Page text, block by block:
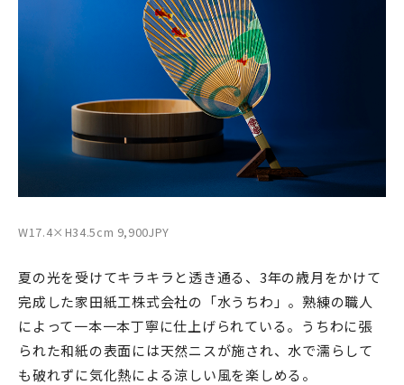
W17.4×H34.5cm 9,900JPY
夏の光を受けてキラキラと透き通る、3年の歳月をかけて
完成した家田紙工株式会社の「水うちわ」。熟練の職人
によって一本一本丁寧に仕上げられている。うちわに張
られた和紙の表面には天然ニスが施され、水で濡らして
も破れずに気化熱による涼しい風を楽しめる。